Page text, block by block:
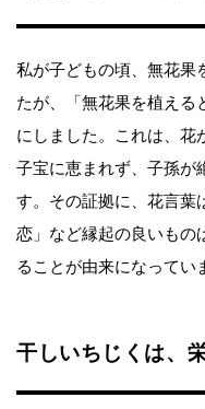
私が子どもの頃、無花果
たが、「無花果を植える
にしました。これは、花
子宝に恵まれず、子孫が
す。その証拠に、花言葉
恋」など縁起の良いもの
ることが由来になってい
干しいちじくは、